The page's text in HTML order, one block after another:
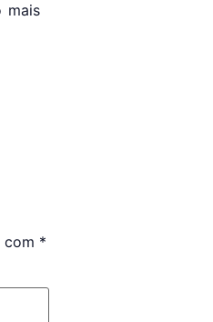
mais
com *